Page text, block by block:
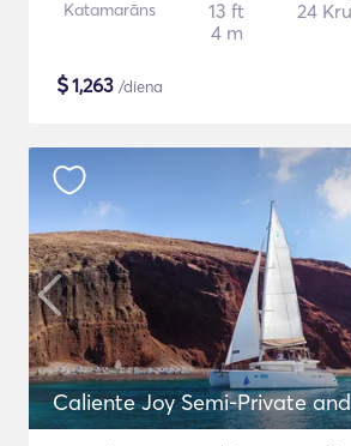
Katamarāns
13 ft
4 m
24
$1,263 /diena
Caliente Joy Semi-Private